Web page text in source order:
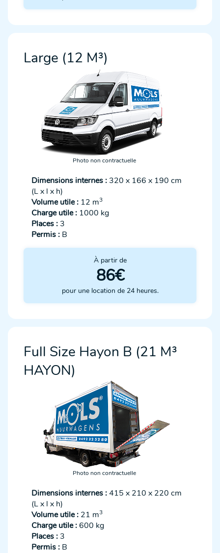
Large (12 M³)
Photo non contractuelle
Dimensions internes : 320 x 166 x 190 cm
(L x l x h)
Volume utile : 12 m3
Charge utile : 1000 kg
Places : 3
Permis : B
À partir de
86€
pour une location de 24 heures.
Full Size Hayon B (21 M³
HAYON)
Photo non contractuelle
Dimensions internes :415 x 210 x 220 cm
(L x l x h)
Volume utile : 21 m3
Charge utile :600 kg
Places : 3
Permis : B